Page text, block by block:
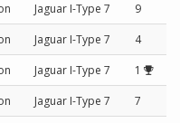
Jaguar I-Type 7
9
Jaguar I-Type 7
4
Jaguar I-Type 7
1
Jaguar I-Type 7
7